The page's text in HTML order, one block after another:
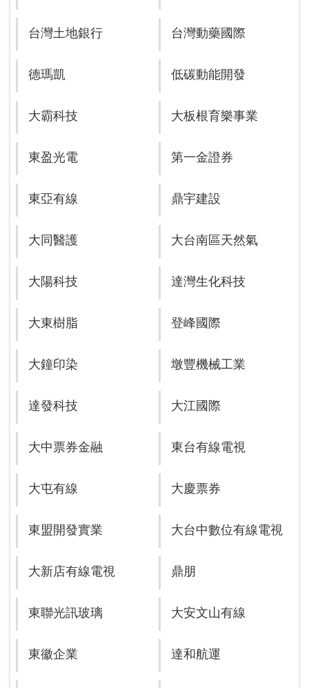
台灣土地銀行 台灣動藥國際
德瑪凱 低碳動能開發
大霸科技 大板根育樂事業
東盈光電 第一金證券
東亞有線 鼎宇建設
大同醫護 大台南區天然氣
大陽科技 達灣生化科技
大東樹脂 登峰國際
大鐘印染 墩豐機械工業
達發科技 大江國際
大中票券金融 東台有線電視
大屯有線 大慶票券
東盟開發實業 大台中數位有線電視
大新店有線電視 鼎朋
東聯光訊玻璃 大安文山有線
東徽企業 達和航運